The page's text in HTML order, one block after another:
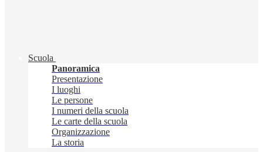
Scuola
Panoramica
Presentazione
I luoghi
Le persone
I numeri della scuola
Le carte della scuola
Organizzazione
La storia